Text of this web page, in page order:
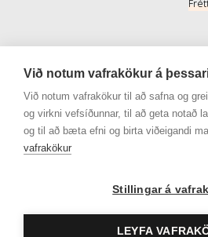
Þjónusta
Afhendingarmöguleikar
Skilareglur
Algengar spurningar
Gjafakort
Við notum vafrakökur á
Við notum vafrakökur til að safna og
og virkni vefsíðunnar, til að geta notað
og til að bæta efni og birta viðeigandi
vafrakökur
Stillingar á
LEYFA